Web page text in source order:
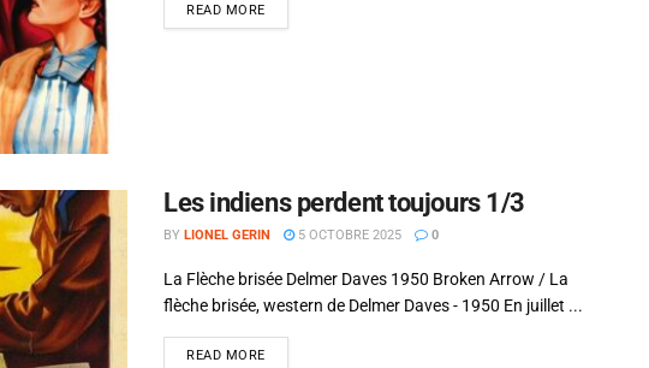
READ MORE
Les indiens perdent toujours 1/3
BY LIONEL GERIN 5 OCTOBRE 2025 0
La Flèche brisée Delmer Daves 1950 Broken Arrow / La
flèche brisée, western de Delmer Daves - 1950 En juillet ...
READ MORE